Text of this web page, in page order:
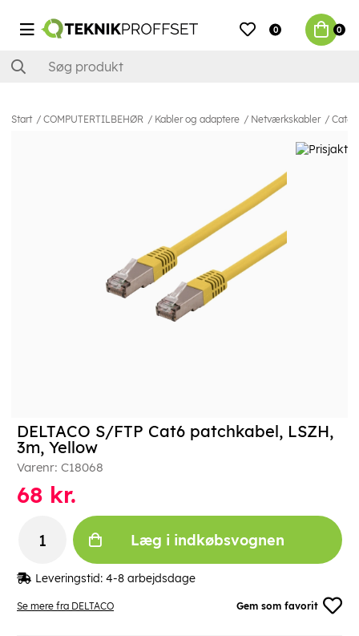
0 0
Start COMPUTERTILBEHØR Kabler og adaptere Netværkskabler Cat6
Se mere fra DELTACO Gem som favorit
DELTACO S/FTP Cat6 patchkabel, LSZH,
3m, Yellow
Varenr: C18068
68 kr.
Læg i indkøbsvognen
Leveringstid: 4-8 arbejdsdage